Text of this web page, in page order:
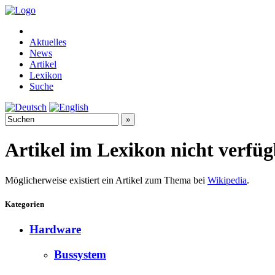
Aktuelles
News
Artikel
Lexikon
Suche
Artikel im Lexikon nicht
Möglicherweise existiert ein Artikel zum Thema bei Wikipedia.
Kategorien
Hardware
Bussystem